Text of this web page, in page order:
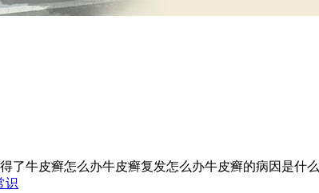
得了牛皮癣怎么办牛皮癣复发怎么办牛皮癣的病因是什么
识